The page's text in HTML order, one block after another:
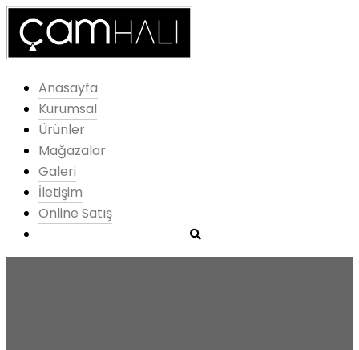
Anasayfa
Kurumsal
Ürünler
Mağazalar
Galeri
İletişim
Online Satış